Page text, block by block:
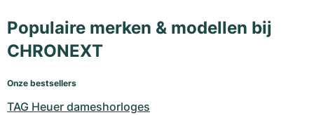
Populaire merken & modellen bij
CHRONEXT
Onze bestsellers
TAG Heuer dameshorloges